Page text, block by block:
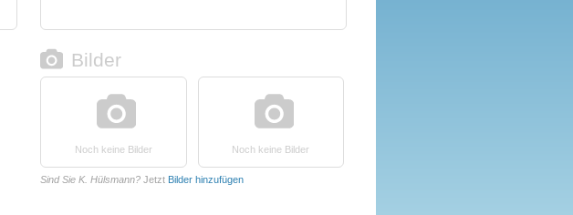
Bilder
Noch keine Bilder Noch keine Bilder
Sind Sie K. Hülsmann? Jetzt Bilder hinzufügen